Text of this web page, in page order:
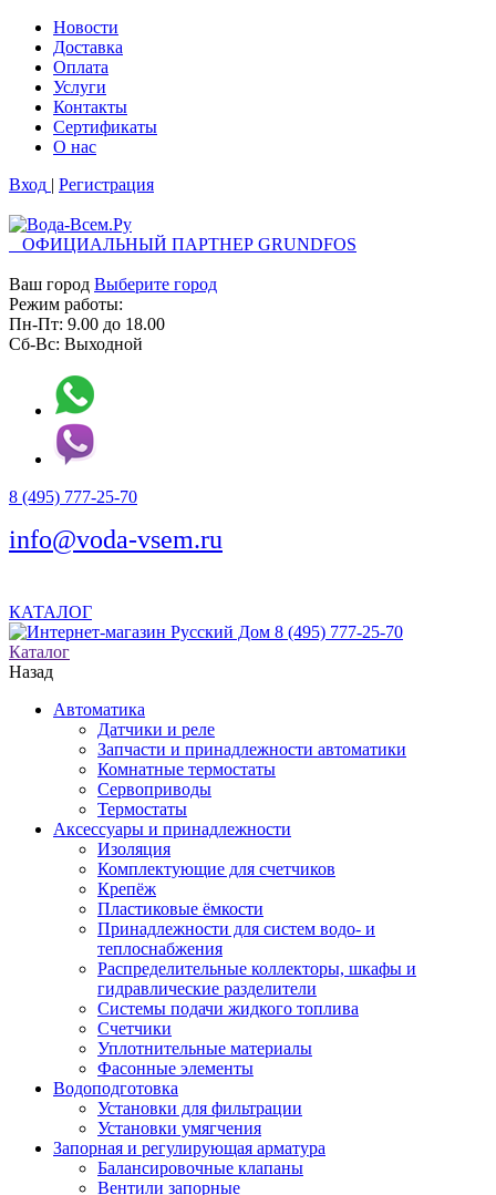
Новости
Доставка
Оплата
Услуги
Контакты
Cертификаты
О нас
Вход | Регистрация
ОФИЦИАЛЬНЫЙ ПАРТНЕР GRUNDFOS
Ваш город Выберите город
Режим работы:
Пн-Пт: 9.00 до 18.00
Сб-Вс: Выходной
8 (495) 777-25-70
info@voda-vsem.ru
КАТАЛОГ
8 (495) 777-25-70
Каталог
Назад
Автоматика
Датчики и реле
Запчасти и принадлежности автоматики
Комнатные термостаты
Сервоприводы
Термостаты
Аксессуары и принадлежности
Изоляция
Комплектующие для счетчиков
Крепёж
Пластиковые ёмкости
Принадлежности для систем водо- и
теплоснабжения
Распределительные коллекторы, шкафы и
гидравлические разделители
Системы подачи жидкого топлива
Счетчики
Уплотнительные материалы
Фасонные элементы
Водоподготовка
Установки для фильтрации
Установки умягчения
Запорная и регулирующая арматура
Балансировочные клапаны
Вентили запорные